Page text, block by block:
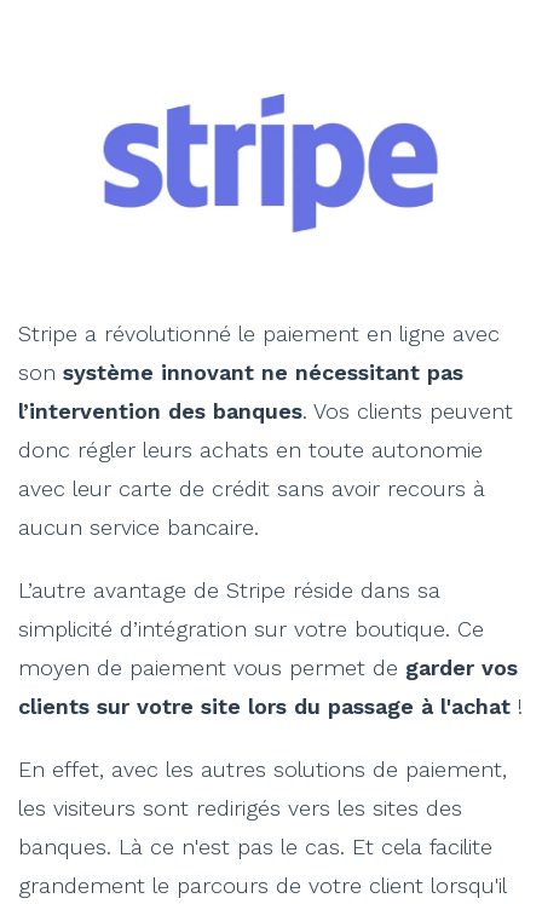
Stripe a révolutionné le paiement en ligne avec
son système innovant ne nécessitant pas
l’intervention des banques. Vos clients peuvent
donc régler leurs achats en toute autonomie
avec leur carte de crédit sans avoir recours à
aucun service bancaire.
L’autre avantage de Stripe réside dans sa
simplicité d’intégration sur votre boutique. Ce
moyen de paiement vous permet de garder vos
clients sur votre site lors du passage à l'achat !
En effet, avec les autres solutions de paiement,
les visiteurs sont redirigés vers les sites des
banques. Là ce n'est pas le cas. Et cela facilite
grandement le parcours de votre client lorsqu'il